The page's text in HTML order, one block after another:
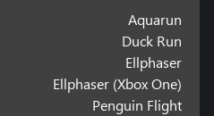
Aquarun
Duck Run
Ellphaser
Ellphaser (Xbox One)
Penguin Flight